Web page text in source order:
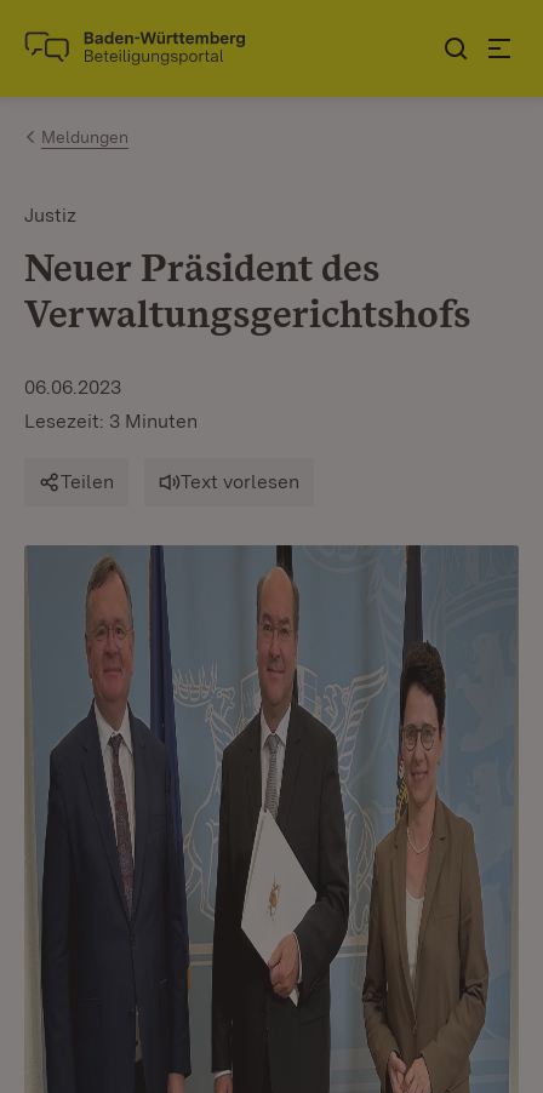
Zum Inhalt springen
Link zur Startseite
Meldungen
Justiz
Neuer Präsident des
Verwaltungsgerichtshofs
06.06.2023
Lesezeit: 3 Minuten
Teilen Text vorlesen